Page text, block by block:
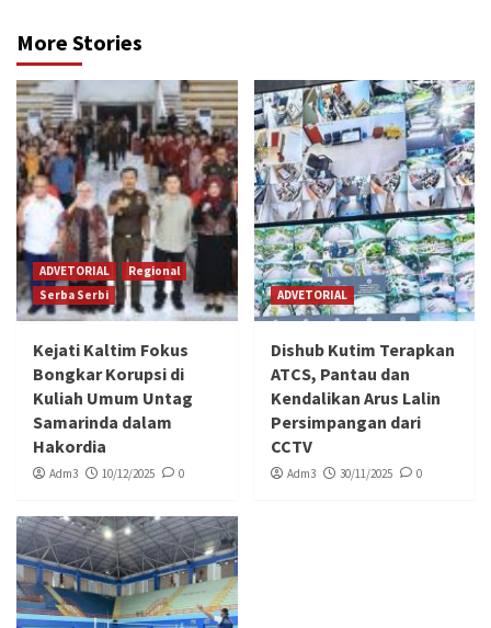
More Stories
ADVETORIAL
Regional
Serba Serbi
Kejati Kaltim Fokus
Bongkar Korupsi di
Kuliah Umum Untag
Samarinda dalam
Hakordia
Adm3 10/12/2025 0
ADVETORIAL
Dishub Kutim Terapkan
ATCS, Pantau dan
Kendalikan Arus Lalin
Persimpangan dari
CCTV
Adm3 30/11/2025 0